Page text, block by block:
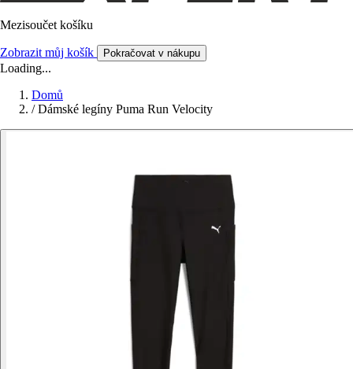
Mezisoučet košíku
Zobrazit můj košík Pokračovat v nákupu
Loading...
Domů
/ Dámské legíny Puma Run Velocity